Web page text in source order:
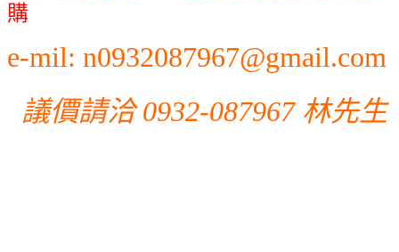
購
e-mil: n0932087967@gmail.com
議價請洽 0932-087967 林先生